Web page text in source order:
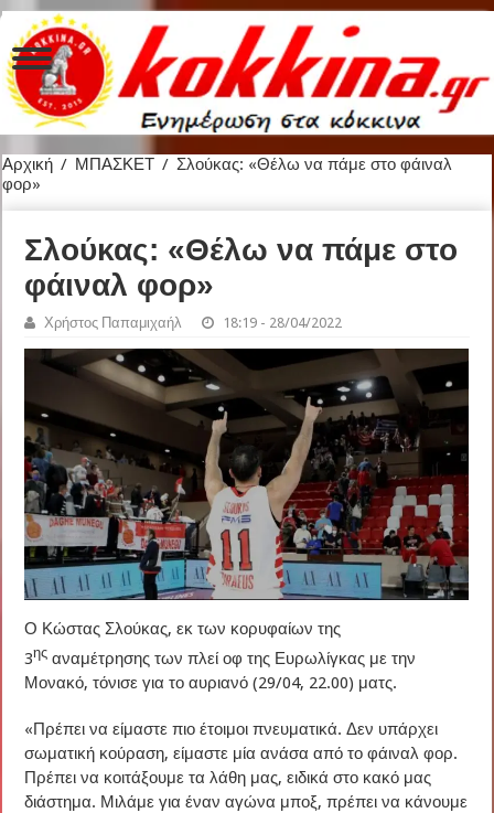
Αρχική / ΜΠΑΣΚΕΤ / Σλούκας: «Θέλω να πάμε στο φάιναλ
φορ»
Σλούκας: «Θέλω να πάμε στο
φάιναλ φορ»
Χρήστος Παπαμιχαήλ 18:19 - 28/04/2022
Ο Κώστας Σλούκας, εκ των κορυφαίων της
3ης αναμέτρησης των πλεί οφ της Ευρωλίγκας με την
Μονακό, τόνισε για το αυριανό (29/04, 22.00) ματς.
«Πρέπει να είμαστε πιο έτοιμοι πνευματικά. Δεν υπάρχει
σωματική κούραση, είμαστε μία ανάσα από το φάιναλ φορ.
Πρέπει να κοιτάξουμε τα λάθη μας, ειδικά στο κακό μας
διάστημα. Μιλάμε για έναν αγώνα μποξ, πρέπει να κάνουμε